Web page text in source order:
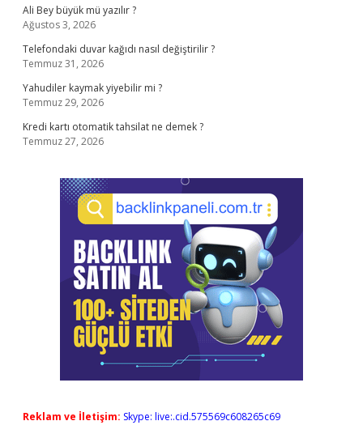
Ali Bey büyük mü yazılır ?
Ağustos 3, 2026
Telefondaki duvar kağıdı nasıl değiştirilir ?
Temmuz 31, 2026
Yahudiler kaymak yiyebilir mi ?
Temmuz 29, 2026
Kredi kartı otomatik tahsilat ne demek ?
Temmuz 27, 2026
Reklam ve İletişim: Skype: live:.cid.575569c608265c69